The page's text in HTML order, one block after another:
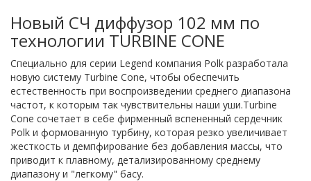
Новый СЧ диффузор 102 мм по
технологии TURBINE CONE
Специально для серии Legend компания Polk разработала
новую систему Turbine Cone, чтобы обеспечить
естественноcть при воспроизведении среднего диапазона
частот, к которым так чувствительны наши уши.Turbine
Cone сочетает в себе фирменный вспененный сердечник
Polk и формованную турбину, которая резко увеличивает
жесткость и демпфирование без добавления массы, что
приводит к плавному, детализированному среднему
диапазону и "легкому" басу.